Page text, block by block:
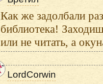
Как же задолбали
библиотека!
или не читать, а
LordCorwin